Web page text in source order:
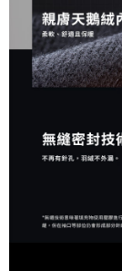
４．使用「AFTEE
時審查核予不同之
請求用戶進行身份
５．嚴禁一人註冊
恩沛科技股份有限